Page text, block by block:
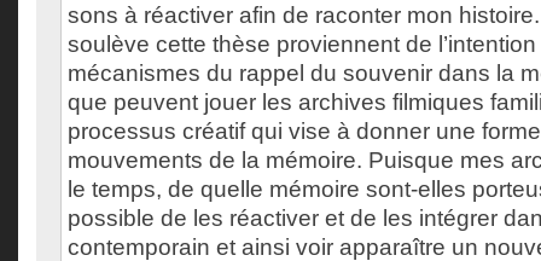
sons à réactiver afin de raconter mon
soulève cette thèse proviennent de
mécanismes du rappel du souvenir dans la
que peuvent jouer les archives filmiques
processus créatif qui vise à donner une
mouvements de la mémoire. Puisque mes
le temps, de quelle mémoire sont-elles
possible de les réactiver et de les intégrer
contemporain et ainsi voir apparaître un